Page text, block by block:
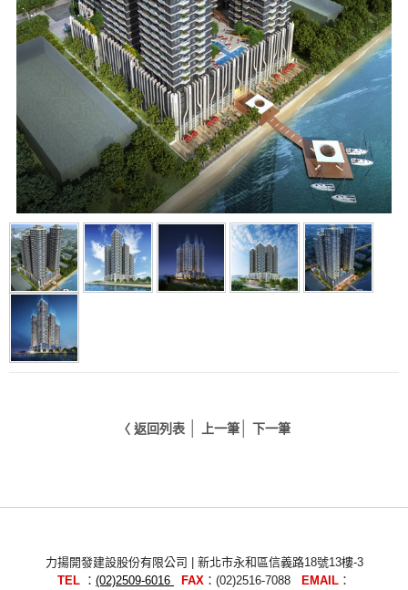
〈 返回列表 上一筆 下一筆
力揚開發建設股份有限公司 | 新北市永和區信義路18號13樓-3
TEL ： (02)2509-6016 FAX ：(02)2516-7088 EMAIL ：